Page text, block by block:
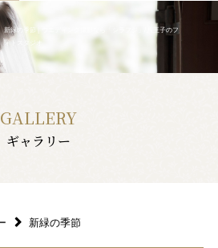
新緑の季節 | ウエディング撮影なら「シラフジ」/八王子のフ
ォトスタジオ
GALLERY
ギャラリー
新緑の季節